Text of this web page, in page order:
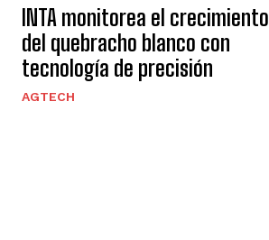
INTA monitorea el crecimiento
del quebracho blanco con
tecnología de precisión
AGTECH